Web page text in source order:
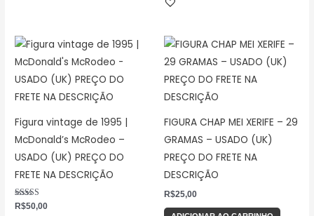
Figura vintage de 1995 |
McDonald’s McRodeo –
USADO (UK) PREÇO DO
FRETE NA DESCRIÇÃO
Avaliação
5.00
R$50,00
FIGURA CHAP MEI XERIFE – 29
GRAMAS – USADO (UK)
PREÇO DO FRETE NA
DESCRIÇÃO
R$25,00